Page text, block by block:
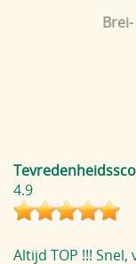
4.9
Altijd TOP !!! Snel,